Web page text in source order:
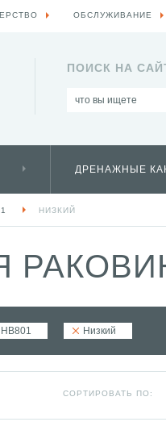
ПОИСК НА
ДРЕНАЖНЫЕ
НИЗКИЙ
HB801 Низкий
СОРТИРОВАТЬ ПО:
ОБСЛУЖИВАНИЕ